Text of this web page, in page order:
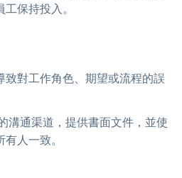
保持投入。
致對工作角色、期望或流程的誤
溝通渠道，提供書面文件，並使
人一致。